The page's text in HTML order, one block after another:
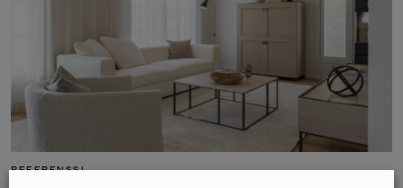
REFERENSSI